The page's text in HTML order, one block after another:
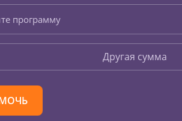
программу
Другая сумма